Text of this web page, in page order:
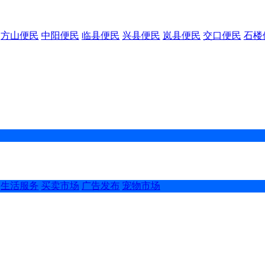
方山便民 中阳便民 临县便民 兴县便民 岚县便民 交口便民 石楼
生活服务 买卖市场 广告发布 宠物市场